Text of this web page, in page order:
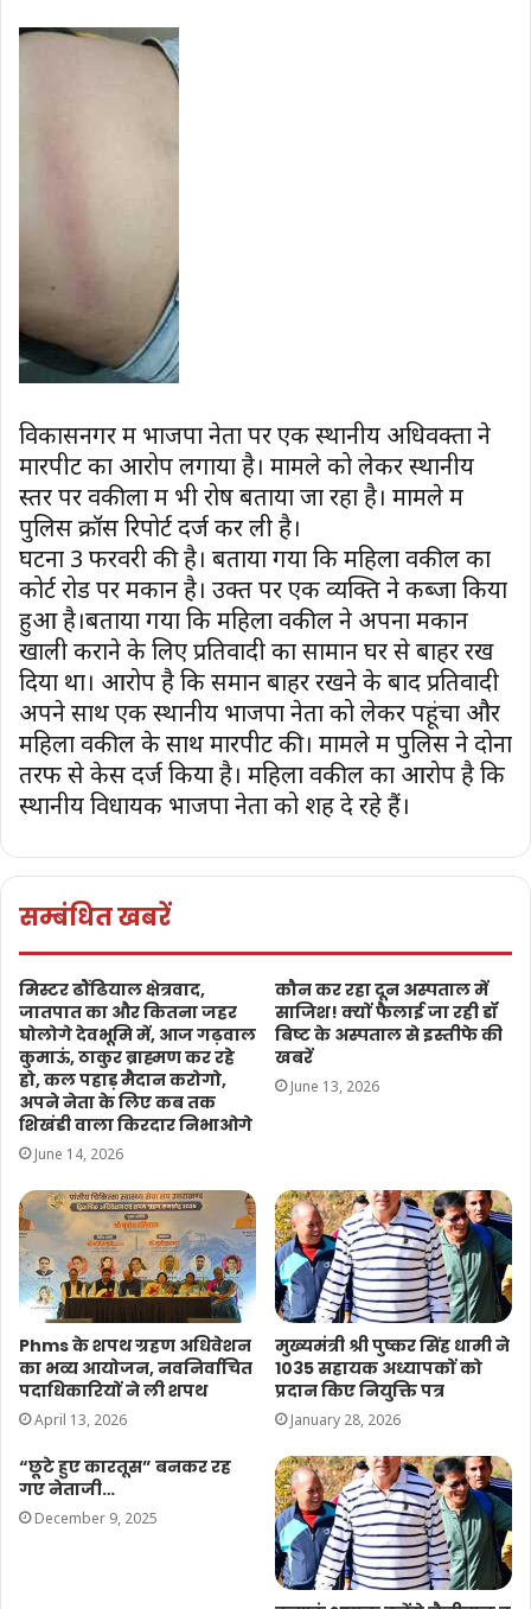
विकासनगर में भाजपा नेता पर एक स्थानीय अधिवक्ता ने
मारपीट का आरोप लगाया है। मामले को लेकर स्थानीय
स्तर पर वकीलों में भी रोष बताया जा रहा है। मामले में
पुलिस क्रॉस रिपोर्ट दर्ज कर ली है।
घटना 3 फरवरी की है। बताया गया कि महिला वकील का
कोर्ट रोड पर मकान है। उक्त पर एक व्यक्ति ने कब्जा किया
हुआ है।बताया गया कि महिला वकील ने अपना मकान
खाली कराने के लिए प्रतिवादी का सामान घर से बाहर रख
दिया था। आरोप है कि समान बाहर रखने के बाद प्रतिवादी
अपने साथ एक स्थानीय भाजपा नेता को लेकर पहूंचा और
महिला वकील के साथ मारपीट की। मामले में पुलिस ने दोनों
तरफ से केस दर्ज किया है। महिला वकील का आरोप है कि
स्थानीय विधायक भाजपा नेता को शह दे रहे हैं।
सम्बंधित खबरें
मिस्टर ढौंढियाल क्षेत्रवाद,
जातपात का और कितना जहर
घोलोगे देवभूमि में, आज गढ़वाल
कुमाऊं, ठाकुर ब्राह्मण कर रहे
हो, कल पहाड़ मैदान करोगो,
अपने नेता के लिए कब तक
शिखंडी वाला किरदार निभाओगे
June 14, 2026
कौन कर रहा दून अस्पताल में
साजिश! क्यों फैलाई जा रही डॉ
बिष्ट के अस्पताल से इस्तीफे की
खबरें
June 13, 2026
Phms के शपथ ग्रहण अधिवेशन
का भव्य आयोजन, नवनिर्वाचित
पदाधिकारियों ने ली शपथ
April 13, 2026
मुख्यमंत्री श्री पुष्कर सिंह धामी ने
1035 सहायक अध्यापकों को
प्रदान किए नियुक्ति पत्र
January 28, 2026
“छूटे हुए कारतूस” बनकर रह
गए नेताजी…
December 9, 2025